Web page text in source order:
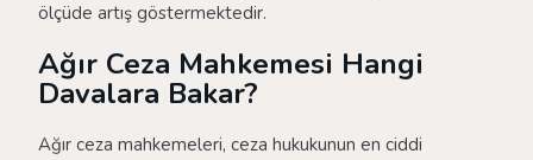
ölçüde artış göstermektedir.
Ağır Ceza Mahkemesi Hangi
Davalara Bakar?
Ağır ceza mahkemeleri, ceza hukukunun en ciddi